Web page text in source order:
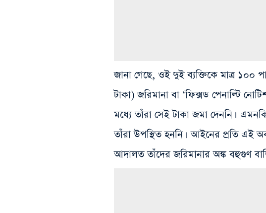
জানা গেছে, ওই দুই ব্যক্তিকে মাত্র ১০০
টাকা) জরিমানা বা ‘ফিক্সড পেনাল্টি
মধ্যে তাঁরা সেই টাকা জমা দেননি।
তাঁরা উপস্থিত হননি। আইনের প্রতি এই
আদালত তাঁদের জরিমানার অঙ্ক বহুগুণ